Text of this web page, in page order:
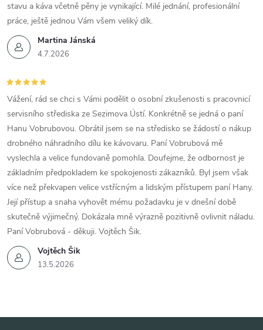
Martina Jánská
4.7.2026
stavu a káva včetně pěny je vynikající. Milé jednání, profesionální
práce, ještě jednou Vám všem veliký dík.
Vojtěch Šik
13.5.2026
Vážení, rád se chci s Vámi podělit o osobní zkušenosti s pracovnicí
servisního střediska ze Sezimova Ústí. Konkrétně se jedná o paní
Hanu Vobrubovou. Obrátil jsem se na středisko se žádostí o nákup
drobného náhradního dílu ke kávovaru. Paní Vobrubová mě
vyslechla a velice fundovaně pomohla. Doufejme, že odbornost je
základním předpokladem ke spokojenosti zákazníků. Byl jsem však
více než překvapen velice vstřícným a lidským přístupem paní Hany.
Její přístup a snaha vyhovět mému požadavku je v dnešní době
skutečně výjimečný. Dokázala mně výrazně pozitivně ovlivnit náladu.
Paní Vobrubová - děkuji. Vojtěch Šik.